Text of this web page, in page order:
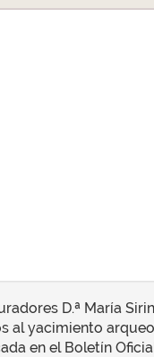
D.ª María
al yacimiento
en el Boletín